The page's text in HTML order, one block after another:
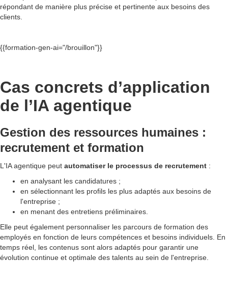
répondant de manière plus précise et pertinente aux besoins des
clients.
{{formation-gen-ai="/brouillon"}}
Cas concrets d’application
de l’IA agentique
Gestion des ressources humaines :
recrutement et formation
L'IA agentique peut automatiser le processus de recrutement :
en analysant les candidatures ;
en sélectionnant les profils les plus adaptés aux besoins de
l'entreprise ;
en menant des entretiens préliminaires.
Elle peut également personnaliser les parcours de formation des
employés en fonction de leurs compétences et besoins individuels. En
temps réel, les contenus sont alors adaptés pour garantir une
évolution continue et optimale des talents au sein de l'entreprise.